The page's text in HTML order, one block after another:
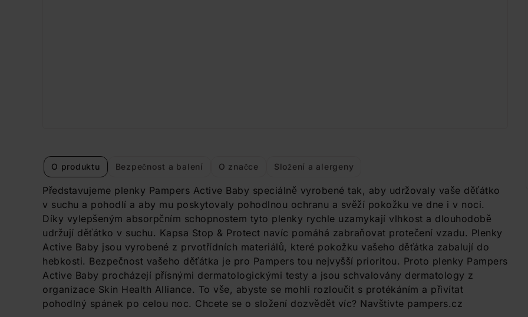
O produktu Bezpečnost a balení O značce Složení a alergeny
Představujeme plenky Pampers Active Baby speciálně vyrobené tak, aby udržovaly vaše děťátko
v suchu a pohodlí a aby mu poskytovaly pohodlnou ochranu a svěží pokožku ve dne i v noci.
Díky vylepšeným absorpčním schopnostem tyto plenky rychle uzamykají vlhkost a dlouhodobě
udržují děťátko v suchu. Kapsa Stop & Protect navíc pomáhá zabraňovat protečení vzadu. Plenky
Active Baby jsou vyrobené z prvotřídních materiálů, které pokožku vašeho děťátka zabalují do
hebkosti. Bezpečnost vašeho děťátka je pro Pampers tou nejvyšší prioritou. Proto plenky Pampers
Active Baby procházejí přísnými dermatologickými testy a jsou schvalovány dermatology z
organizace Skin Health Alliance. To vše, abyste se mohli rozloučit s protékáním a přivítat
pohodlný spánek po celou noc. Chcete se o složení dozvědět víc? Navštivte pampers.cz